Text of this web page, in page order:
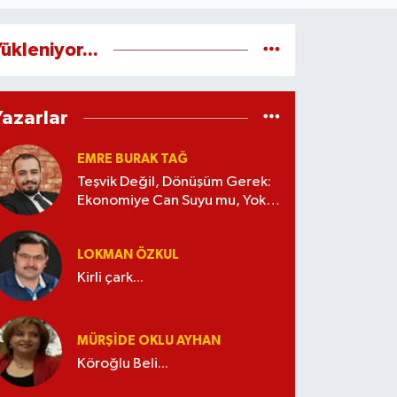
EMRE BURAK TAĞ
Teşvik Değil, Dönüşüm Gerek:
Ekonomiye Can Suyu mu, Yoksa
LOKMAN ÖZKUL
Kirli çark...
MÜRŞIDE OKLU AYHAN
Köroğlu Beli...